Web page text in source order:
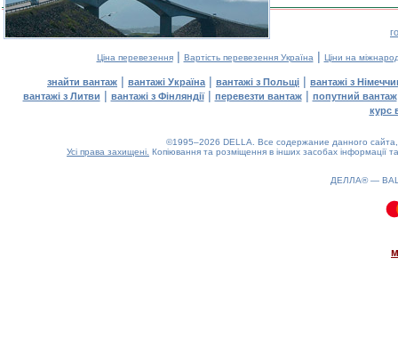
Ціна перевезення| Вартість перевезення Україна | Ціни на
знайти вантаж | вантажі Україна | вантажі з Польщі | вантажі з
вантажі з Литви | вантажі з Фінляндії| перевезти вантаж| попутний вантаж
курс
©1995–2026 DELLA. Все содержание данного
Усі права захищені. Копіювання та розміщення в інших засобах інформації
ДЕЛЛА® —